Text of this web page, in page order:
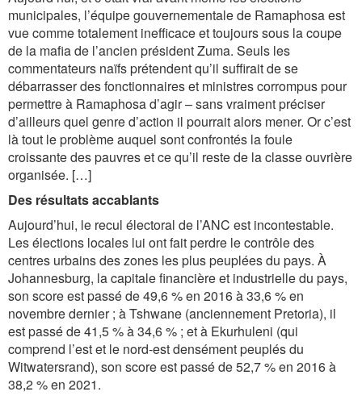
municipales, l’équipe gouvernementale de Ramaphosa est
vue comme totalement inefficace et toujours sous la coupe
de la mafia de l’ancien président Zuma. Seuls les
commentateurs naïfs prétendent qu’il suffirait de se
débarrasser des fonctionnaires et ministres corrompus pour
permettre à Ramaphosa d’agir – sans vraiment préciser
d’ailleurs quel genre d’action il pourrait alors mener. Or c’est
là tout le problème auquel sont confrontés la foule
croissante des pauvres et ce qu’il reste de la classe ouvrière
organisée. […]
Des résultats accablants
Aujourd’hui, le recul électoral de l’ANC est incontestable.
Les élections locales lui ont fait perdre le contrôle des
centres urbains des zones les plus peuplées du pays. À
Johannesburg, la capitale financière et industrielle du pays,
son score est passé de 49,6 % en 2016 à 33,6 % en
novembre dernier ; à Tshwane (anciennement Pretoria), il
est passé de 41,5 % à 34,6 % ; et à Ekurhuleni (qui
comprend l’est et le nord-est densément peuplés du
Witwatersrand), son score est passé de 52,7 % en 2016 à
38,2 % en 2021.